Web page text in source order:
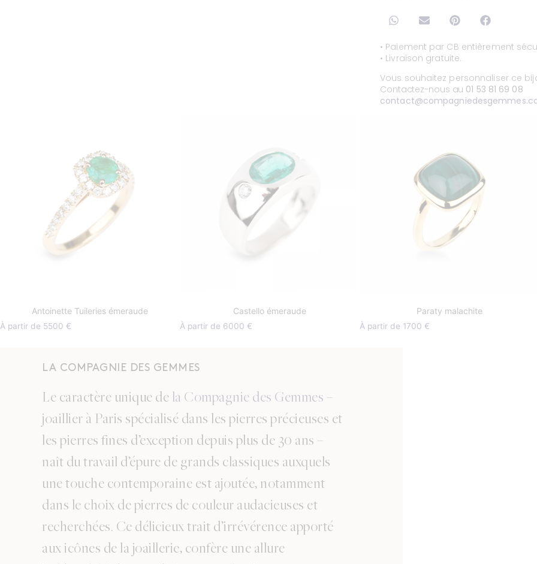
• Paiement par CB entièrement
• Livraison gratuite.
Vous souhaitez personnaliser ce
Contactez-nous au 01 53 81 69 08
Antoinette Tuileries émeraude
À partir de 5500 €
Castello émeraude
À partir de 6000 €
Paraty malachite
À partir de 1700 €
LA COMPAGNIE DES GEMMES
Le caractère unique de la Compagnie des Gemmes –
joaillier à Paris spécialisé dans les pierres précieuses et
les pierres fines d’exception depuis plus de 30 ans –
naît du travail d’épure de grands classiques auxquels
une touche contemporaine est ajoutée, notamment
dans le choix de pierres de couleur audacieuses et
recherchées. Ce délicieux trait d’irrévérence apporté
aux icônes de la joaillerie, confère une allure